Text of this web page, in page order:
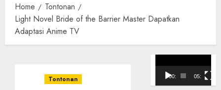
Home
Tontonan
Light Novel Bride of the Barrier Master Dapatkan
Adaptasi Anime TV
Tontonan
Video
00:00 05:10